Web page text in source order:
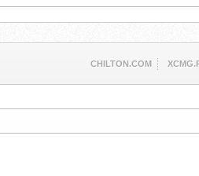
CHILTON.COM